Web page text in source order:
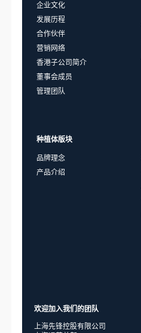
企业文化
发展历程
合作伙伴
营销网络
香港子公司简介
董事会成员
管理团队
种植体版块
品牌理念
产品介绍
欢迎加入我们的团队
上海先锋控股有限公司